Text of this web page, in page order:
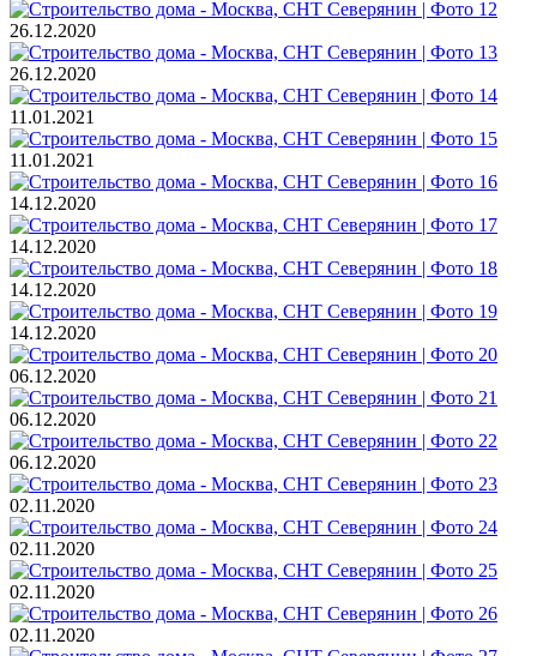
26.12.2020
26.12.2020
11.01.2021
11.01.2021
14.12.2020
14.12.2020
14.12.2020
14.12.2020
06.12.2020
06.12.2020
06.12.2020
02.11.2020
02.11.2020
02.11.2020
02.11.2020